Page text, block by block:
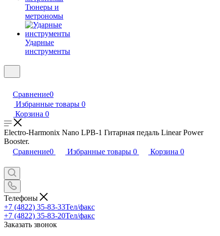
Тюнеры и
метрономы
Ударные
инструменты
Сравнение0
Избранные товары 0
Корзина 0
Electro-Harmonix Nano LPB-1 Гитарная педаль Linear Power
Booster.
Сравнение0 Избранные товары 0 Корзина 0
Телефоны
+7 (4822) 35-83-33Тел/факс
+7 (4822) 35-83-20Тел/факс
Заказать звонок